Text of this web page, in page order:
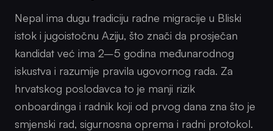
Nepal ima dugu tradiciju radne migracije u Bliski
istok i jugoistočnu Aziju, što znači da prosječan
kandidat već ima 2–5 godina međunarodnog
iskustva i razumije pravila ugovornog rada. Za
hrvatskog poslodavca to je manji rizik
onboardinga i radnik koji od prvog dana zna što je
smjenski rad, sigurnosna oprema i radni protokol.